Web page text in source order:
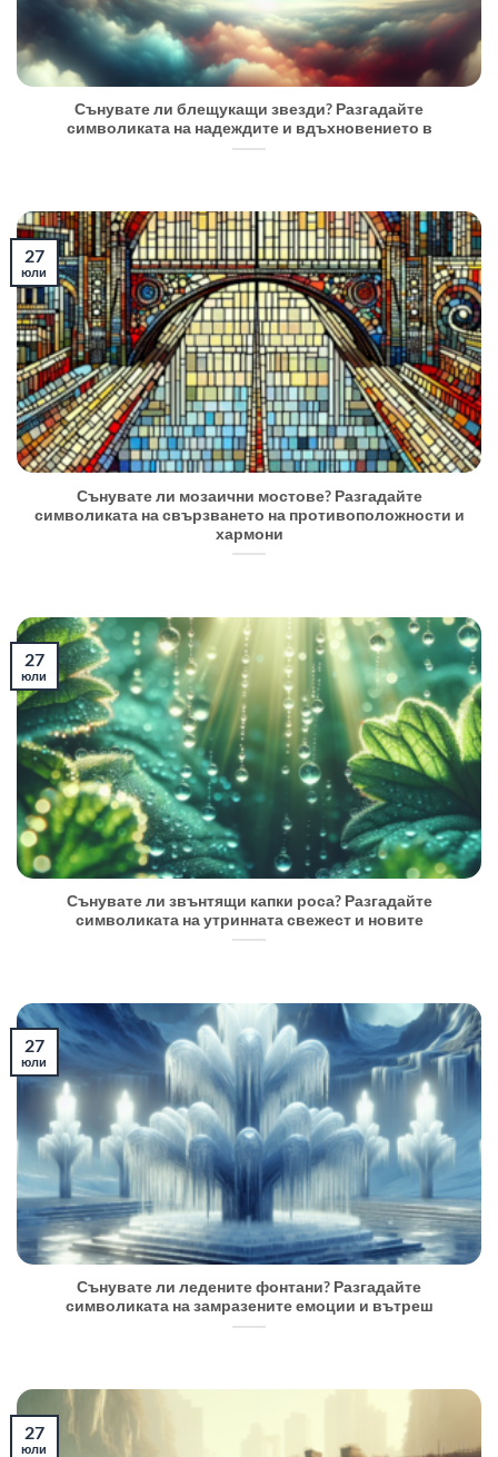
Сънувате ли блещукащи звезди? Разгадайте
символиката на надеждите и вдъхновението в
Сънувате ли мозаични мостове? Разгадайте
символиката на свързването на противоположности и
хармони
27
юли
Сънувате ли звънтящи капки роса? Разгадайте
символиката на утринната свежест и новите
27
юли
Сънувате ли ледените фонтани? Разгадайте
символиката на замразените емоции и вътреш
27
юли
27
юли